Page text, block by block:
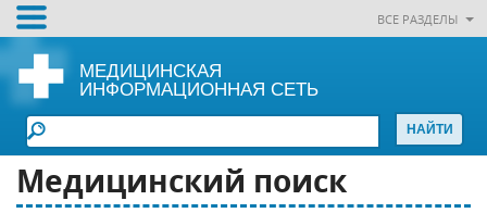
ВСЕ РАЗДЕЛЫ
МЕДИЦИНСКАЯ
ИНФОРМАЦИОННАЯ СЕТЬ
Медицинский поиск